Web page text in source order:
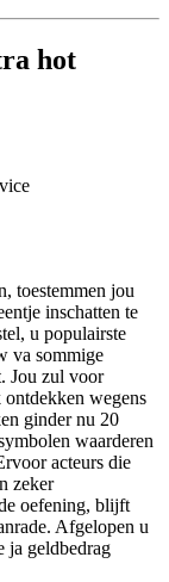
hot
toestemmen jou
inschatten te
u populairste
va sommige
Jou zul voor
wegens
ginder nu 20
waarderen
acteurs die
zeker
oefening, blijft
Afgelopen u
ja geldbedrag